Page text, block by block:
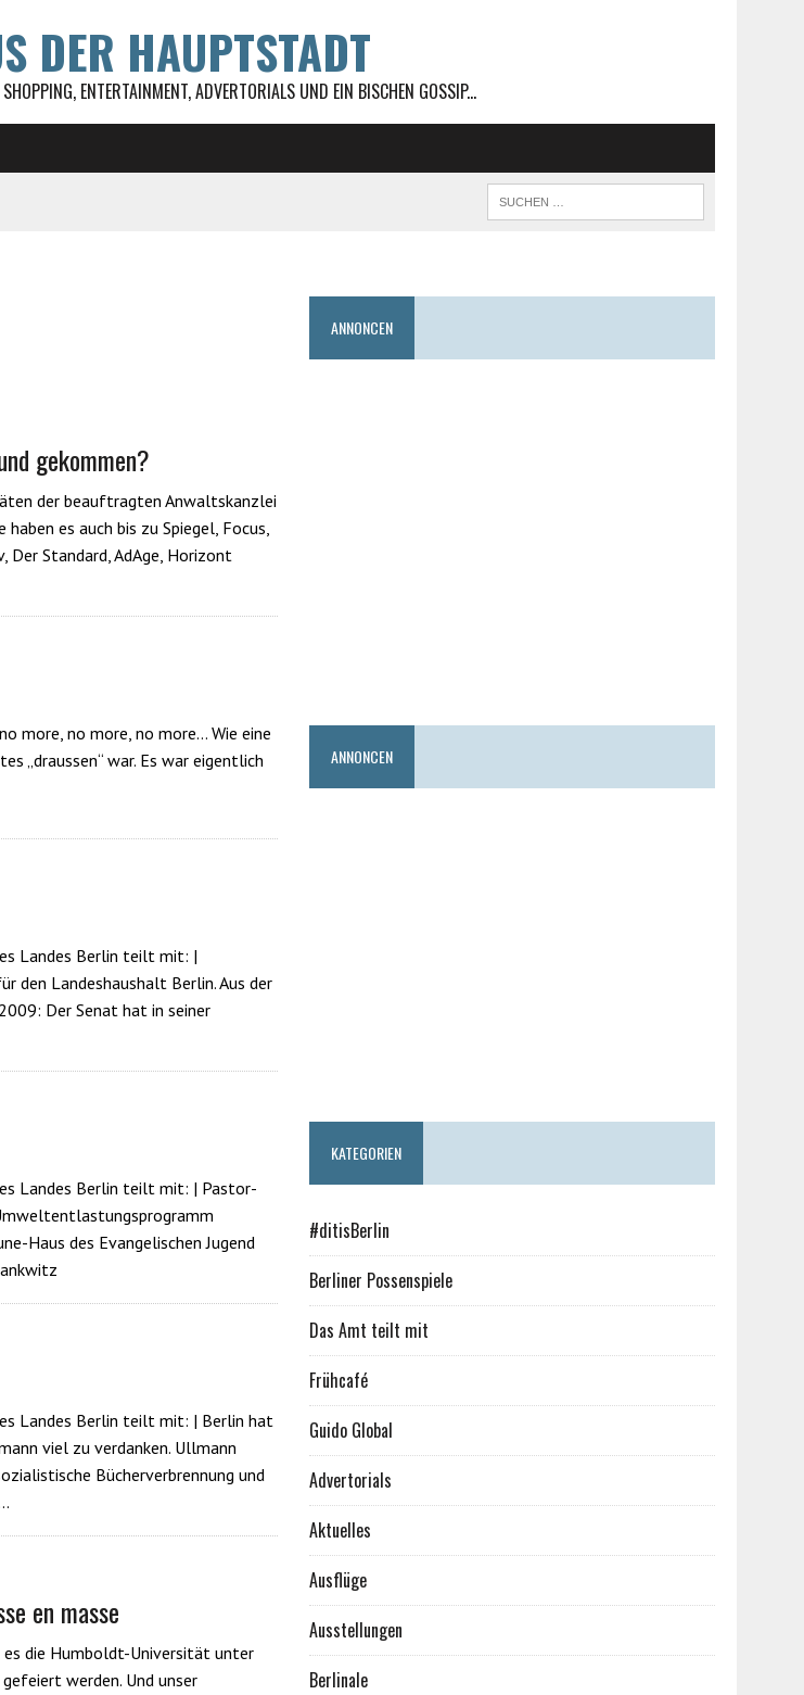
DER HAUPTSTADT
ENTERTAINMENT, ADVERTORIALS UND EIN BISCHEN GOSSIP...
gekommen?
der beauftragten Anwaltskanzlei
es auch bis zu Spiegel, Focus,
Der Standard, AdAge, Horizont
more, no more, no more… Wie eine
„draussen“ war. Es war eigentlich
Landes Berlin teilt mit: |
den Landeshaushalt Berlin. Aus der
Der Senat hat in seiner
Landes Berlin teilt mit: | Pastor-
Haus des Evangelischen Jugend
Landes Berlin teilt mit: | Berlin hat
viel zu verdanken. Ullmann
Bücherverbrennung und
en masse
die Humboldt-Universität unter
werden. Und unser
ANNONCEN
ANNONCEN
KATEGORIEN
#ditisBerlin
Berliner Possenspiele
Das Amt teilt mit
Frühcafé
Guido Global
Advertorials
Aktuelles
Ausflüge
Ausstellungen
Berlinale